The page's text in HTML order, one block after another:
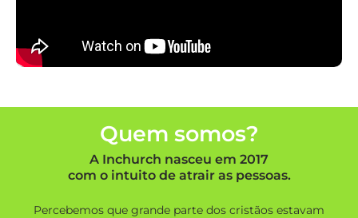
Quem somos?
A Inchurch nasceu em 2017
com o intuito de atrair as pessoas.
Percebemos que grande parte dos cristãos estavam